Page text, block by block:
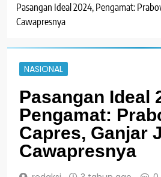
Pasangan Ideal 2024, Pengamat:
Cawapresnya
NASIONAL
Pasangan Ideal
Pengamat:
Capres, Ganjar
Cawapresnya